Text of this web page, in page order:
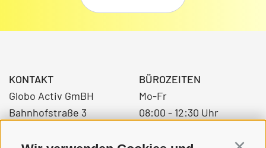
KONTAKT
Globo Activ GmBH
Bahnhofstraße 3
BÜROZEITEN
Mo-Fr
08:00 - 12:30 Uhr